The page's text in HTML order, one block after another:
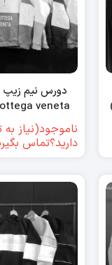
دورس نیم زیپ
ناموجود(نیاز به
دارید؟تماس